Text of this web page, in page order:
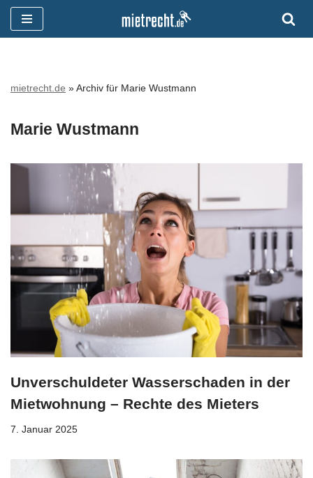
Zum
mietrecht.de »Archiv für Marie Wustmann
Marie Wustmann
Unverschuldeter Wasserschaden in der
Mietwohnung – Rechte des Mieters
7. Januar 2025